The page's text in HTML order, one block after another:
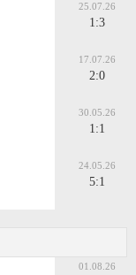
25.07.26
1:3
17.07.26
2:0
30.05.26
1:1
24.05.26
5:1
01.08.26